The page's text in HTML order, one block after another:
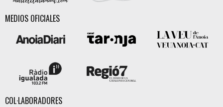
MEDIOS OFICIALES
COL·LABORADORES